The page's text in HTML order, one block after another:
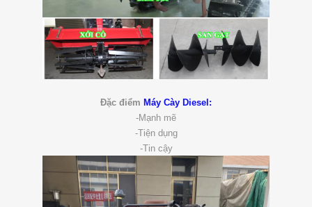
Đặc điểm Máy Cày Diesel:
-Mạnh mẽ
-Tiện dụng
-Tin cậy